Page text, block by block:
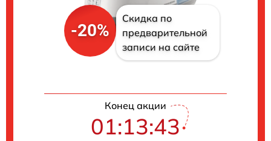
-20%
Скидка по
предварительной
записи на сайте
Конец акции
01:13:42